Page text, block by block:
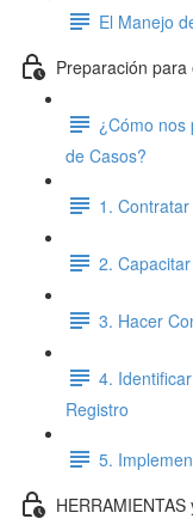
El Manejo
Preparación
¿Cómo nos
de Casos?
1.
2.
3. Hacer
4.
Registro
5.